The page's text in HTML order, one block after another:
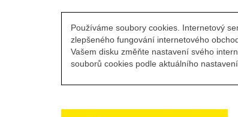
Používáme soubory cookies. Internetový
zlepšeného fungování internetového
Vašem disku změňte nastavení svého
souborů cookies podle aktuálního